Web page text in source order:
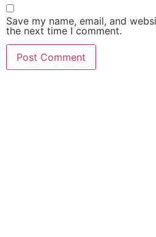
Save my name, email, and
the next time I comment.